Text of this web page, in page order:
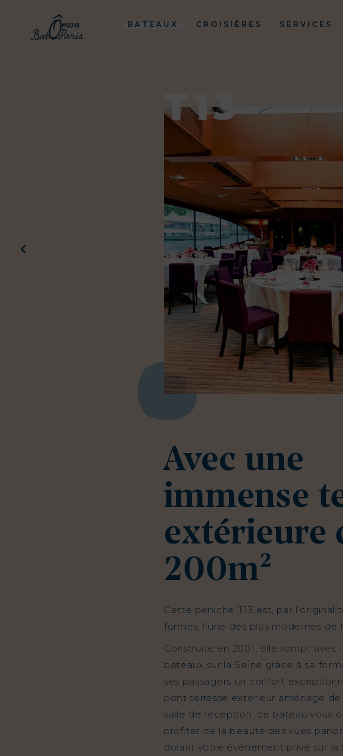
BATEAUX CROISIÈRES SERVICES
T13
Avec une
immense
extérieure
200m²
Cette péniche T13 est, par
formes, l’une des plus modernes de
Construite en 2001, elle rompt avec
bateaux sur la Seine grâce à sa
ses passagers un confort
pont terrasse extérieur aménagé de
salle de réception, ce bateau vous
profiter de la beauté des vues
durant votre évènement privé sur la